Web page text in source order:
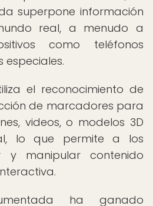
superpone información
real, a menudo a
como teléfonos
especiales.
el reconocimiento de
de marcadores para
videos, o modelos 3D
lo que permite a los
y manipular contenido
ha ganado